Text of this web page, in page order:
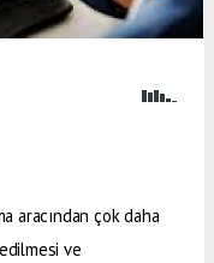
aracından çok daha
ve